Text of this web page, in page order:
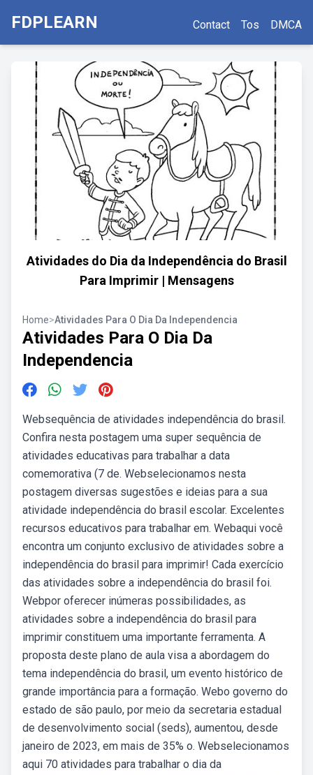
FDPLEARN Contact Tos DMCA
Atividades do Dia da Independência do Brasil
Para Imprimir | Mensagens
Home>Atividades Para O Dia Da Independencia
Atividades Para O Dia Da
Independencia
Websequência de atividades independência do brasil.
Confira nesta postagem uma super sequência de
atividades educativas para trabalhar a data
comemorativa (7 de. Webselecionamos nesta
postagem diversas sugestões e ideias para a sua
atividade independência do brasil escolar. Excelentes
recursos educativos para trabalhar em. Webaqui você
encontra um conjunto exclusivo de atividades sobre a
independência do brasil para imprimir! Cada exercício
das atividades sobre a independência do brasil foi.
Webpor oferecer inúmeras possibilidades, as
atividades sobre a independência do brasil para
imprimir constituem uma importante ferramenta. A
proposta deste plano de aula visa a abordagem do
tema independência do brasil, um evento histórico de
grande importância para a formação. Webo governo do
estado de são paulo, por meio da secretaria estadual
de desenvolvimento social (seds), aumentou, desde
janeiro de 2023, em mais de 35% o. Webselecionamos
aqui 70 atividades para trabalhar o dia da